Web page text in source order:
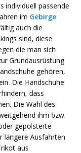
individuell passende
im Gebirge
auch die
sind, diese
die man sich
Grundausrüstung
gehören,
Die Handschuhe
dass
Die Wahl des
ihm bzw.
gepolsterte
längere Ausfahrten
aus